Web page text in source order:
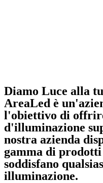
Diamo Luce alla
AreaLed è
l'obiettivo di
d'illuminazione
nostra azienda
gamma di
soddisfano
illuminazione.